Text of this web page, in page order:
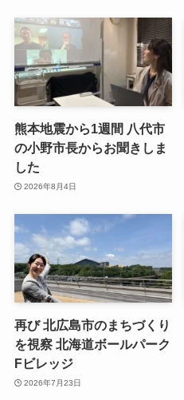
熊本地震から1週間 八代市
の小野市長からお聞きしま
した
2026年8月4日
再び 北広島市のまちづくり
を視察 北海道ボールパーク
Fビレッジ
2026年7月23日